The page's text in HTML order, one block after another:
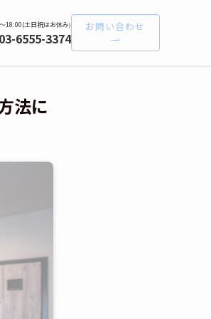
18:00(土日祝はお休み)
03-6555-3374
お問い合わせ
法に